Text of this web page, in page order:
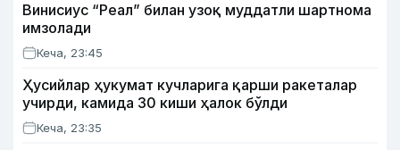
Винисиус “Реал” билан узоқ муддатли шартнома
имзолади
Кеча, 23:45
Ҳусийлар ҳукумат кучларига қарши ракеталар
учирди, камида 30 киши ҳалок бўлди
Кеча, 23:35